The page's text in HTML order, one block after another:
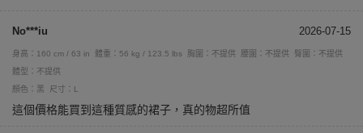
No***iu 2026-07-15
身高：160 cm / 63 in 體重：56 kg / 123.5 lbs 胸圍：不提供 腰圍：不提供
臀圍：不提供
體型：不提供
顏色：黑
尺寸：L
這個價格能買到這種質感的裙子，真的物超所值